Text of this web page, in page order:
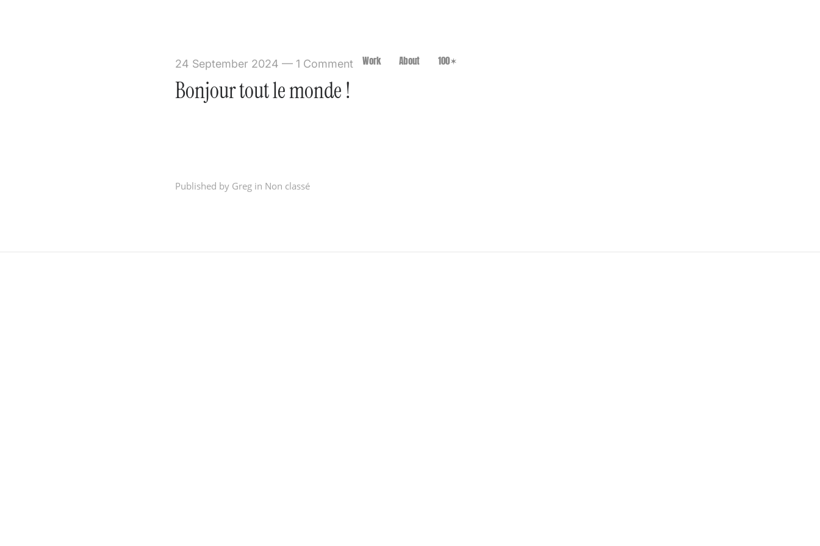
Work About 100✶
24 September 2024 — 1 Comment
Bonjour tout le monde !
Published by Greg in Non classé